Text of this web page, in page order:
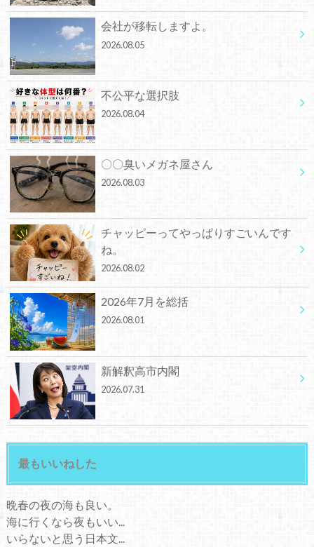
会社が移転しますよ。
2026.08.05
不公平な選択肢
2026.08.04
〇〇臭いメガネ屋さん
2026.08.03
チャッピーってやっぱりすごいんです
ね。
2026.08.02
2026年7月を総括
2026.08.01
新解釈高市内閣
2026.07.31
最もいいねした
晩春の夜の海も良い。
海に行くなら夜もいい...
いらないと思う日本文...